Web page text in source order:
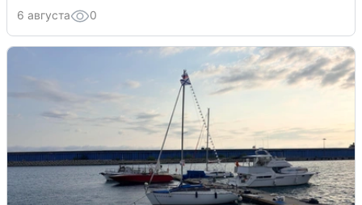
6 августа 0